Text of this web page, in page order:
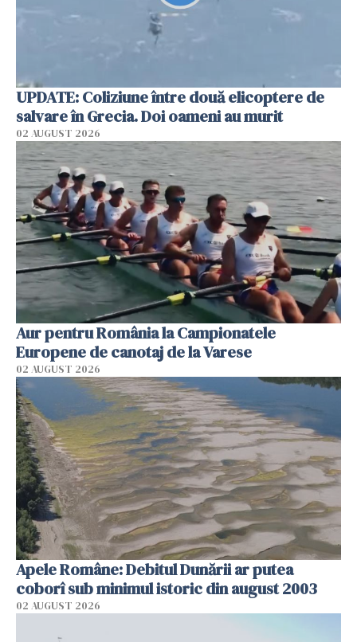
UPDATE: Coliziune între două elicoptere de
salvare în Grecia. Doi oameni au murit
02 AUGUST 2026
Aur pentru România la Campionatele
Europene de canotaj de la Varese
02 AUGUST 2026
Apele Române: Debitul Dunării ar putea
coborî sub minimul istoric din august 2003
02 AUGUST 2026